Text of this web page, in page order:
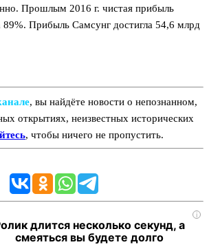
Прошлым 2016 г. чистая прибыль
89%. Прибыль Самсунг достигла 54,6 млрд
, вы найдёте новости о непознанном,
открытиях, неизвестных исторических
, чтобы ничего не пропустить.
i
длится несколько секунд, а
смеяться вы будете долго